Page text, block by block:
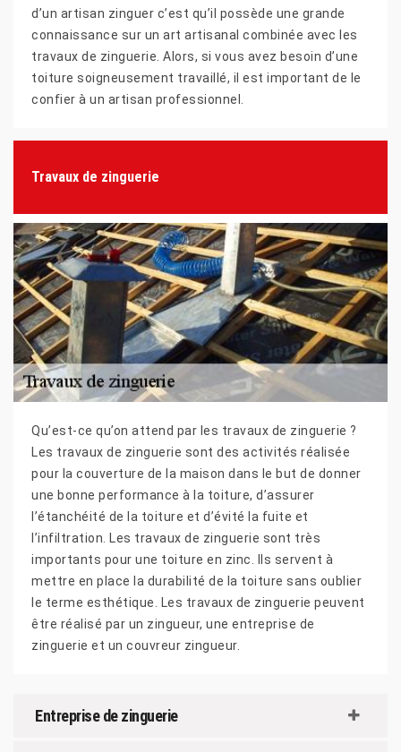
d’un artisan zinguer c’est qu’il possède une grande
connaissance sur un art artisanal combinée avec les
travaux de zinguerie. Alors, si vous avez besoin d’une
toiture soigneusement travaillé, il est important de le
confier à un artisan professionnel.
Travaux de zinguerie
Qu’est-ce qu’on attend par les travaux de zinguerie ?
Les travaux de zinguerie sont des activités réalisée
pour la couverture de la maison dans le but de donner
une bonne performance à la toiture, d’assurer
l’étanchéité de la toiture et d’évité la fuite et
l’infiltration. Les travaux de zinguerie sont très
importants pour une toiture en zinc. Ils servent à
mettre en place la durabilité de la toiture sans oublier
le terme esthétique. Les travaux de zinguerie peuvent
être réalisé par un zingueur, une entreprise de
zinguerie et un couvreur zingueur.
Entreprise de zinguerie